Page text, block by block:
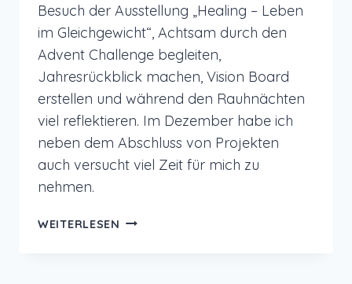
Besuch der Ausstellung „Healing – Leben
im Gleichgewicht“, Achtsam durch den
Advent Challenge begleiten,
Jahresrückblick machen, Vision Board
erstellen und während den Rauhnächten
viel reflektieren. Im Dezember habe ich
neben dem Abschluss von Projekten
auch versucht viel Zeit für mich zu
nehmen.
WEITERLESEN MONATSRÜCKBLICK